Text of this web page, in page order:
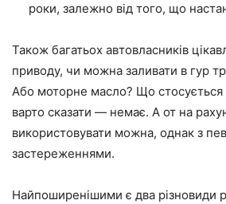
роки, залежно від того, що
Також багатьох автовласників
приводу, чи можна заливати в гур
Або моторне масло? Що стосується
варто сказати — немає. А от на
використовувати можна, однак з
застереженнями.
Найпоширенішими є два різновиди